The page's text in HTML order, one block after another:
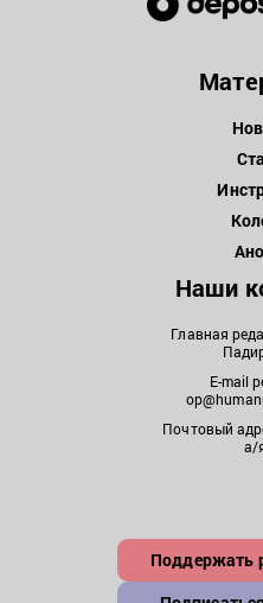
Наши
Главная
E-mail
Почтовый
а/
Поддержать